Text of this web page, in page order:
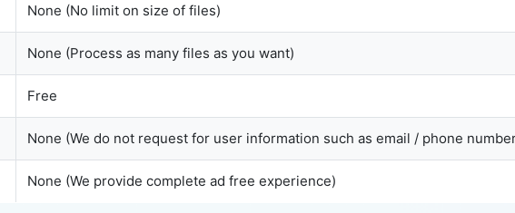
None (No limit on size of files)
None (Process as many files as you want)
Free
None (We do not request for user information such as email / phone
None (We provide complete ad free experience)